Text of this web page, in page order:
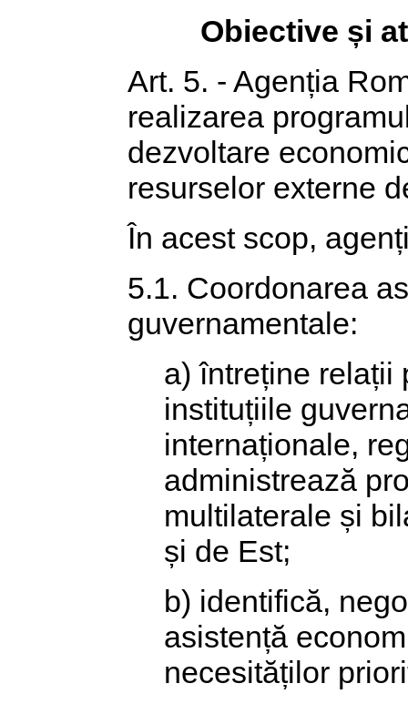
Obiective și
Art. 5. - Agenția
realizarea
dezvoltare
resurselor externe
În acest scop,
5.1. Coordonarea
guvernamentale:
a) întreține relații
instituțiile
internaționale,
administrează
multilaterale și
și de Est;
b) identifică,
asistență
necesităților